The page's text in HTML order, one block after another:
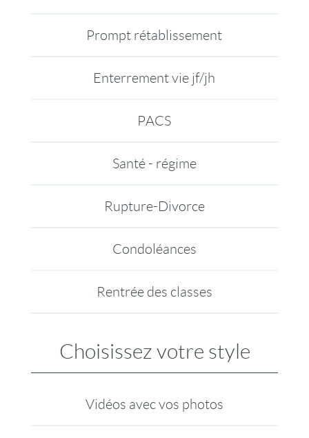
Prompt rétablissement
Enterrement vie jf/jh
PACS
Santé - régime
Rupture-Divorce
Condoléances
Rentrée des classes
Choisissez votre style
Vidéos avec vos photos